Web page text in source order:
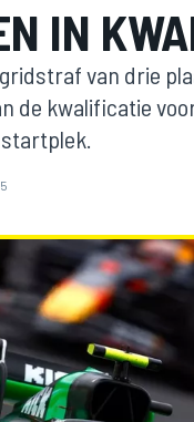
IN
van drie
de kwalificatie